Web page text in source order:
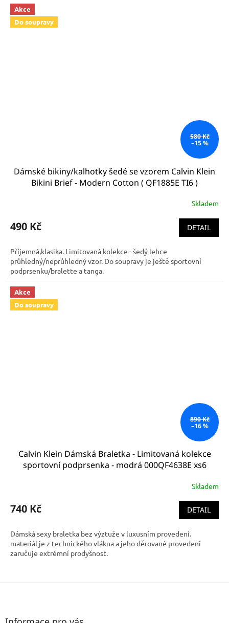
Akce
Do soupravy
580 Kč
–15 %
Dámské bikiny/kalhotky šedé se vzorem Calvin Klein
Bikini Brief - Modern Cotton ( QF1885E TI6 )
Skladem
490 Kč DETAIL
Příjemná,klasika. Limitovaná kolekce - šedý lehce
průhledný/neprůhledný vzor. Do soupravy je ještě sportovní
podprsenku/bralette a tanga.
Akce
Do soupravy
890 Kč
–16 %
Calvin Klein Dámská Braletka - Limitovaná kolekce
sportovní podprsenka - modrá 000QF4638E xs6
Skladem
740 Kč DETAIL
Dámská sexy braletka bez výztuže v luxusním provedení.
materiál je z technického vlákna a jeho děrované provedení
zaručuje extrémní prodyšnost.
Z